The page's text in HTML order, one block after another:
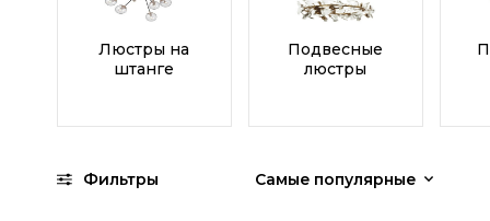
Люстры на
штанге
Подвесные
люстры
Фильтры Самые популярные